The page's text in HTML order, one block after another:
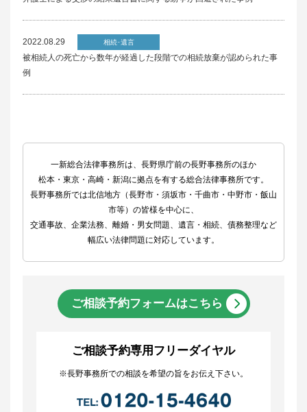
2022.08.29 相続･遺言
被相続人の死亡から数年が経過した段階での相続放棄が認められた事
例
一新総合法律事務所は、長野県庁前の長野事務所のほか
松本・東京・高崎・新潟に拠点を有する総合法律事務所です。
長野事務所では北信地方（長野市・須坂市・千曲市・中野市・飯山
市等）の皆様を中心に、
交通事故、企業法務、離婚・男女問題、遺言・相続、債務整理など
幅広い法律問題に対応しています。
ご相談予約フォームはこちら
ご相談予約専用フリーダイヤル
※長野事務所での相談を希望の旨をお伝え下さい。